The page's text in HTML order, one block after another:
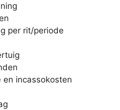
per rit/periode
incassokosten